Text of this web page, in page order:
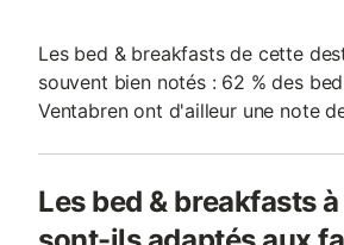
Les bed & breakfasts de cette
souvent bien notés : 62 % des
Ventabren ont d'ailleur une note
Les bed & breakfasts